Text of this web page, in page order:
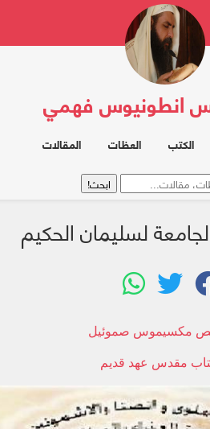
انطونيوس فهمي
الكتب العظات المقالات
لسليمان الحكيم
مكسيموس صموئيل
مقدس عهد قديم